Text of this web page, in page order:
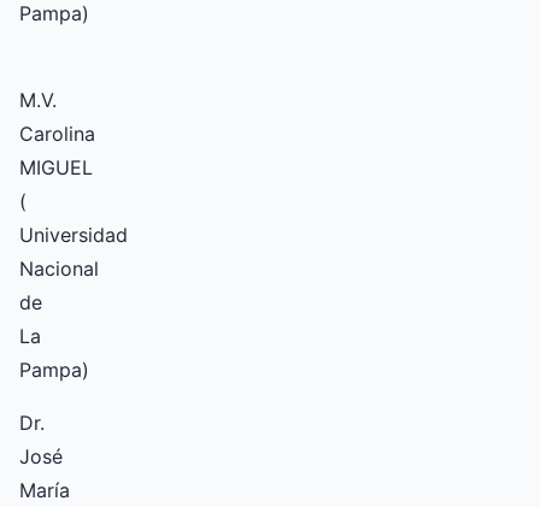
Pampa)
M.V.
Carolina
MIGUEL
(
Universidad
Nacional
de
La
Pampa)
Dr.
José
María